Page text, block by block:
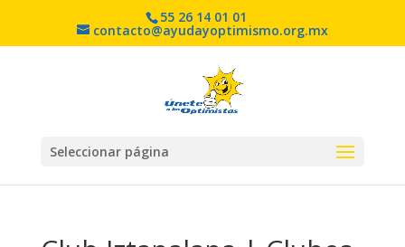
55 26 14 01 01
contacto@ayudayoptimismo.org.mx
Seleccionar página